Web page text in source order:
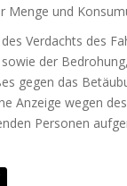
und
Verdachts des
der
gegen das
Anzeige wegen
Personen